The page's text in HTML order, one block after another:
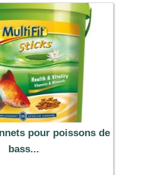
pour poissons de
bass...